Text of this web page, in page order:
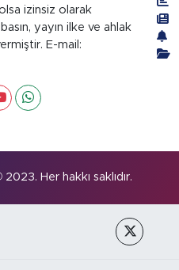
izinsiz olarak
yayın ilke ve ahlak
E-mail:
Her hakkı saklıdır.